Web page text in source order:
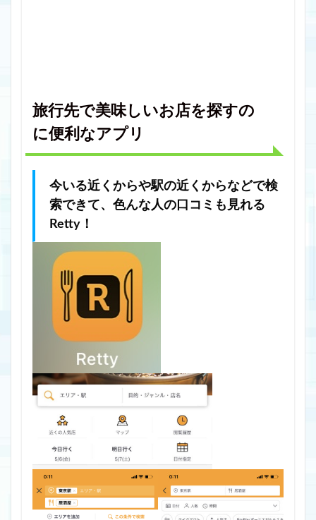
旅行先で美味しいお店を探すの
に便利なアプリ
今いる近くからや駅の近くからなどで検
索できて、色んな人の口コミも見れる
Retty！